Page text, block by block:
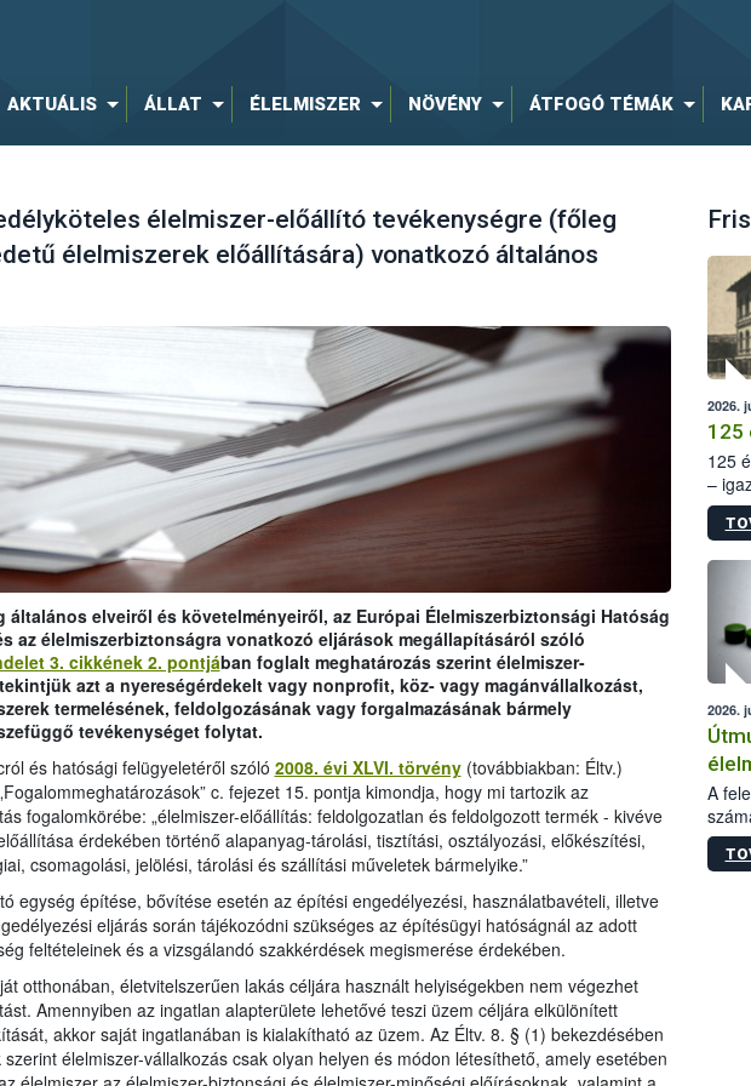
AKTUÁLIS ÁLLAT ÉLELMISZER NÖVÉNY ÁTFOGÓ TÉMÁK
élelmiszer-előállító tevékenységre (főleg
élelmiszerek előállítására) vonatkozó általános
általános elveiről és követelményeiről, az Európai Élelmiszerbiztonsági Hatóság
az élelmiszerbiztonságra vonatkozó eljárások megállapításáról szóló
3. cikkének 2. pontjában foglalt meghatározás szerint élelmiszer-
azt a nyereségérdekelt vagy nonprofit, köz- vagy magánvállalkozást,
termelésének, feldolgozásának vagy forgalmazásának bármely
tevékenységet folytat.
és hatósági felügyeletéről szóló 2008. évi XLVI. törvény(továbbiakban: Éltv.)
c. fejezet 15. pontja kimondja, hogy mi tartozik az
fogalomkörébe: „élelmiszer-előállítás: feldolgozatlan és feldolgozott termék - kivéve
érdekében történő alapanyag-tárolási, tisztítási, osztályozási, előkészítési,
csomagolási, jelölési, tárolási és szállítási műveletek bármelyike.”
egység építése, bővítése esetén az építési engedélyezési, használatbavételi, illetve
eljárás során tájékozódni szükséges az építésügyi hatóságnál az adott
feltételeinek és a vizsgálandó szakkérdések megismerése érdekében.
otthonában, életvitelszerűen lakás céljára használt helyiségekben nem végezhet
Amennyiben az ingatlan alapterülete lehetővé teszi üzem céljára elkülönített
akkor saját ingatlanában is kialakítható az üzem. Az Éltv. 8. § (1) bekezdésében
élelmiszer-vállalkozás csak olyan helyen és módon létesíthető, amely esetében
2026.
125
125
–
15.
2026.
A